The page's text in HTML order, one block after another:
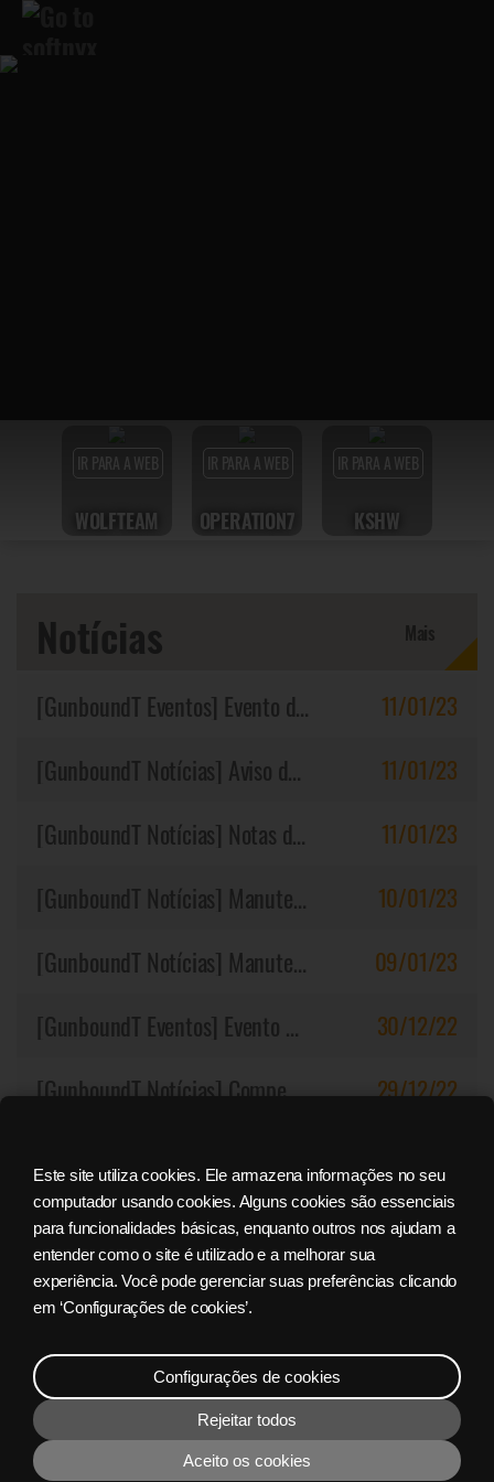
Este site utiliza cookies. Ele armazena informações no seu
computador usando cookies. Alguns cookies são essenciais
para funcionalidades básicas, enquanto outros nos ajudam a
entender como o site é utilizado e a melhorar sua
experiência. Você pode gerenciar suas preferências clicando
em ‘Configurações de cookies’.
Configurações de cookies
Rejeitar todos
Aceito os cookies
WOLFTEAM
IR PARA A WEB
OPERATION7
IR PARA A WEB
KSHW
IR PARA A WEB
Notícias
[GunboundT Eventos] Evento de Caça-Palavras 11/01/23
[GunboundT Notícias] Aviso de sanções 11/01/23
[GunboundT Notícias] Notas de Patch 11/01/2023 (UTC) 11/01/23
[GunboundT Notícias] Manutenção Finalizada 10/01/2023 (UTC) 10/01/23
[GunboundT Notícias] Manutenção 10/01/2023 - 02:00 (UTC) 09/01/23
[GunboundT Eventos] Evento Cabalístico de Gunbound T 30/12/22
[GunboundT Notícias]Compensação - Evento Mostre que você é o melhor! (Discord) 29/12/22
FAQ/QNA
RECARREGAR DINHEIRO
BAIXE O NYX LAUNCHER
GRATUITAMENTE